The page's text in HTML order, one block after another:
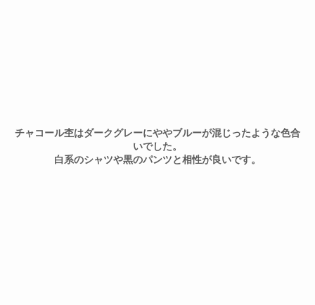
チャコール杢はダークグレーにややブルーが混じったような色合
いでした。
白系のシャツや黒のパンツと相性が良いです。